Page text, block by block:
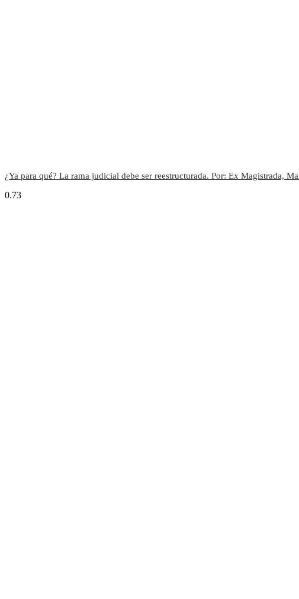
¿Ya para qué? La rama judicial debe ser reestructurada. Por: Ex Magistrada,